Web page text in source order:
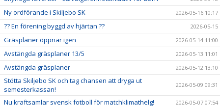
Ny ordförande i Skiljebo SK 2026-05-16 10:17
?? En förening byggd av hjärtan ?? 2026-05-15
Gräsplaner öppnar igen 2026-05-14 11:00
Avstängda gräsplaner 13/5 2026-05-13 11:01
Avstängda gräsplaner 2026-05-12 13:10
Stötta Skiljebo SK och tag chansen att dryga ut
semesterkassan!
2026-05-09 09:31
Nu kraftsamlar svensk fotboll för matchklimathelg! 2026-05-07 07:54